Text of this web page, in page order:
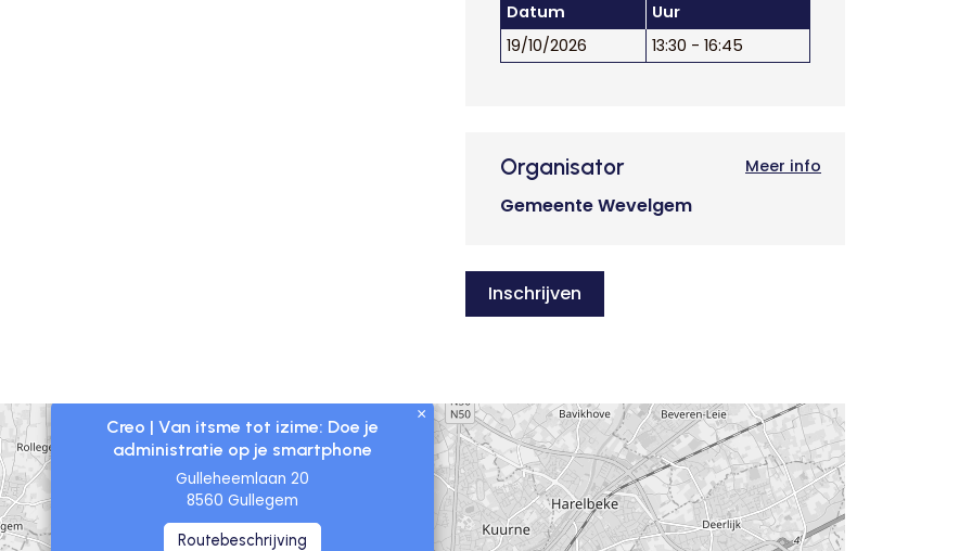
Datum
Uur
19/10/2026
13:30 - 16:45
Organisator
Gemeente Wevelgem
Meer info
Inschrijven
Creo | Van itsme tot izime: Doe je
administratie op je smartphone
Gulleheemlaan 20
8560 Gullegem
Routebeschrijving
×